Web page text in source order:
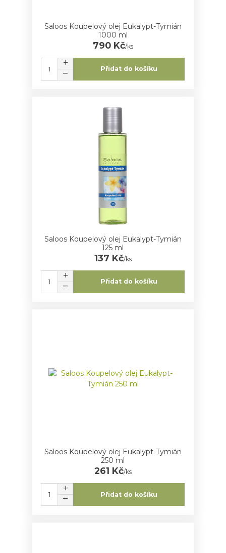
Saloos Koupelový olej Eukalypt-Tymián
1000 ml
790 Kč/ks
Přidat do košíku
Saloos Koupelový olej Eukalypt-Tymián
125 ml
137 Kč/ks
Přidat do košíku
Saloos Koupelový olej Eukalypt-Tymián
250 ml
261 Kč/ks
Přidat do košíku